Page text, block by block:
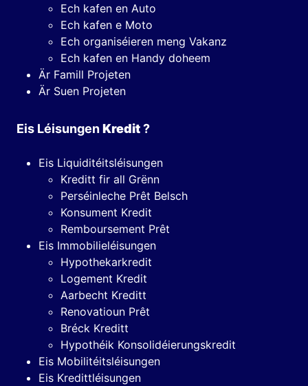
Ech kafen en Auto
Ech kafen e Moto
Ech organiséieren meng Vakanz
Ech kafen en Handy doheem
Är Famill Projeten
Är Suen Projeten
Eis LéisungenKredit?
Eis Liquiditéitsléisungen
Kreditt fir all Grënn
Perséinleche Prêt Belsch
Konsument Kredit
Remboursement Prêt
Eis Immobilieléisungen
Hypothekarkredit
Logement Kredit
Aarbecht Kreditt
Renovatioun Prêt
Bréck Kreditt
Hypothéik Konsolidéierungskredit
Eis Mobilitéitsléisungen
Eis Kredittléisungen